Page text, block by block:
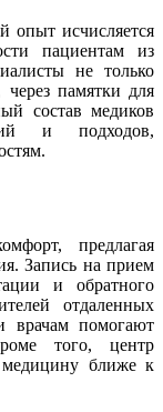
опыт исчисляется
пациентам из
не только
памятки для
состав медиков
и подходов,
предлагая
Запись на прием
и обратного
отдаленных
врачам помогают
того, центр
медицину ближе к